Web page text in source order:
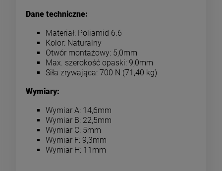
Dane techniczne:
Materiał: Poliamid 6.6
Kolor: Naturalny
Otwór montażowy: 5,0mm
Max. szerokość opaski: 9,0mm
Siła zrywająca: 700 N (71,40 kg)
Wymiary:
Wymiar A: 14,6mm
Wymiar B: 22,5mm
Wymiar C: 5mm
Wymiar F: 9,3mm
Wymiar H: 11mm